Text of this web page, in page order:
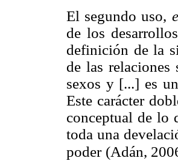
El segundo uso,
de los
definición de la
de las relaciones
sexos y [...] es
Este carácter
conceptual de lo
toda una
poder (Adán,